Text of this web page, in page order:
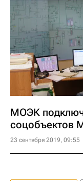
МОЭК
соцобъектов
23 сентября 2019, 09:55